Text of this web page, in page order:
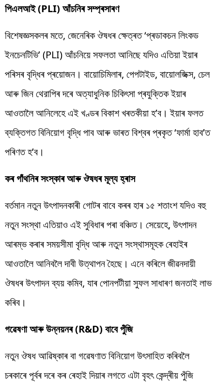
পিএলআই (PLI) আঁচনিৰ সম্প্ৰসাৰণ
বিশেষজ্ঞসকলৰ মতে, জেনেৰিক ঔষধৰ ক্ষেত্ৰত ‘প্ৰডাকচন লিংকড
ইনচেনটিভি’ (PLI) আঁচনিয়ে সফলতা আনিছে যদিও এতিয়া ইয়াৰ
পৰিসৰ বৃদ্ধিৰ প্ৰয়োজন। বায়োচিমিলাৰ, পেপটাইড, বায়োলজিক্স, চেল
আৰু জিন থেরাপিৰ দৰে অত্যাধুনিক চিকিৎসা প্ৰযুক্তিক ইয়াৰ
আওতালৈ আনিলেহে এই খণ্ডৰ বিকাশ খৰতকীয়া হ’ব। ইয়াৰ ফলত
ব্যক্তিগত বিনিয়োগ বৃদ্ধি পাব আৰু ভাৰত বিশ্বৰ প্ৰকৃত ‘ফাৰ্মা হাব’ত
পৰিণত হ’ব।
কৰ গাঁথনিৰ সংস্কাৰ আৰু ঔষধৰ মূল্য হ্ৰাস
বৰ্তমান নতুন উৎপাদনকাৰী গোটৰ বাবে কৰৰ হাৰ ১৫ শতাংশ যদিও বহু
নতুন সংস্থা এতিয়াও এই সুবিধাৰ পৰা বঞ্চিত। সেয়েহে, উৎপাদন
আৰম্ভ কৰাৰ সময়সীমা বৃদ্ধি আৰু নতুন সংস্থাসমূহক ৰেহাইৰ
আওতালৈ আনিবলৈ দাবী উত্থাপন হৈছে। এনে কৰিলে জীৱনদায়ী
ঔষধৰ উৎপাদন ব্যয় কমিব, যাৰ পোনপটীয়া সুফল সাধাৰণ জনতাই লাভ
কৰিব।
গৱেষণা আৰু উন্নয়নৰ (R&D) বাবে পুঁজি
নতুন ঔষধ আৱিষ্কাৰ বা গৱেষণাত বিনিয়োগ উৎসাহিত কৰিবলৈ
চৰকাৰে পূৰ্বৰ দৰে কৰ ৰেহাই দিয়াৰ লগতে এটা বৃহৎ কেন্দ্ৰীয় পুঁজি